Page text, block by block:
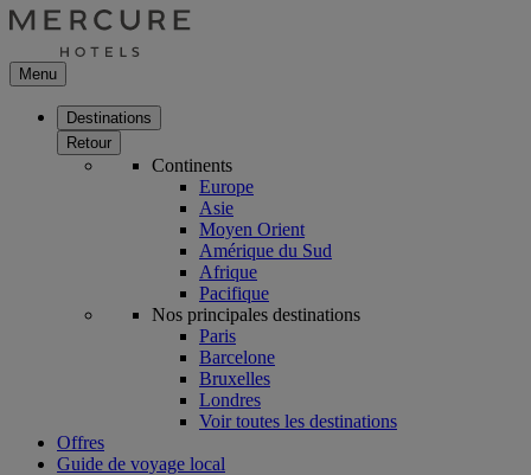
Menu
Destinations
Retour
Continents
Europe
Asie
Moyen Orient
Amérique du Sud
Afrique
Pacifique
Nos principales destinations
Paris
Barcelone
Bruxelles
Londres
Voir toutes les destinations
Offres
Guide de voyage local